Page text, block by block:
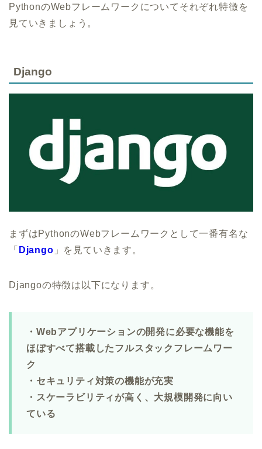
PythonのWebフレームワークについてそれぞれ特徴を
見ていきましょう。
Django
まずはPythonのWebフレームワークとして一番有名な
「 Django 」を見ていきます。
Djangoの特徴は以下になります。
・Webアプリケーションの開発に必要な機能を
ほぼすべて搭載したフルスタックフレームワー
ク
・セキュリティ対策の機能が充実
・スケーラビリティが高く、大規模開発に向い
ている